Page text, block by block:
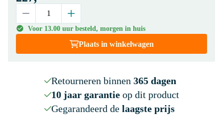
Voor 13.00 uur besteld, morgen in huis
Plaats in winkelwagen
Retourneren binnen 365 dagen
10 jaar garantieop dit product
Gegarandeerd de laagste prijs